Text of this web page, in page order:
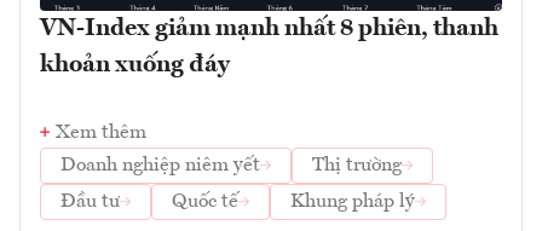
VN-Index giảm mạnh nhất 8 phiên, thanh
khoản xuống đáy
Xem thêm
Doanh nghiệp niêm yết
Thị trường
Đầu tư
Quốc tế Khung pháp lý